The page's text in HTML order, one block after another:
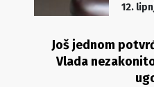
12.
Još jednom
Vlada